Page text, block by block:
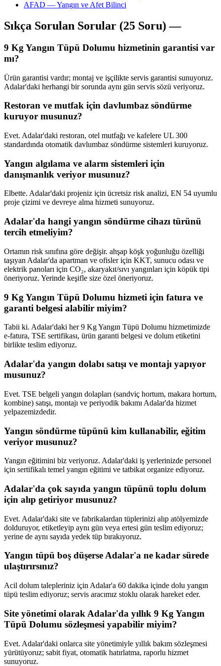
AFAD — Yangın ve Afet Bilinci
Sıkça Sorulan Sorular (25 Soru) —
9 Kg Yangın Tüpü Dolumu hizmetinin garantisi var
mı?
Ürün garantisi vardır; montaj ve işçilikte servis garantisi sunuyoruz.
Adalar'daki herhangi bir sorunda aynı gün servis sözü veriyoruz.
Restoran ve mutfak için davlumbaz söndürme
kuruyor musunuz?
Evet. Adalar'daki restoran, otel mutfağı ve kafelere UL 300
standardında otomatik davlumbaz söndürme sistemleri kuruyoruz.
Yangın algılama ve alarm sistemleri için
danışmanlık veriyor musunuz?
Elbette. Adalar'daki projeniz için ücretsiz risk analizi, EN 54 uyumlu
proje çizimi ve devreye alma hizmeti sunuyoruz.
Adalar'da hangi yangın söndürme cihazı türünü
tercih etmeliyim?
Ortamın risk sınıfına göre değişir. ahşap köşk yoğunluğu özelliği
taşıyan Adalar'da apartman ve ofisler için KKT, sunucu odası ve
elektrik panoları için CO₂, akaryakıt/sıvı yangınları için köpük tipi
öneriyoruz. Yerinde keşifle size özel öneriyoruz.
9 Kg Yangın Tüpü Dolumu hizmeti için fatura ve
garanti belgesi alabilir miyim?
Tabii ki. Adalar'daki her 9 Kg Yangın Tüpü Dolumu hizmetimizde
e-fatura, TSE sertifikası, ürün garanti belgesi ve dolum etiketini
birlikte teslim ediyoruz.
Adalar'da yangın dolabı satışı ve montajı yapıyor
musunuz?
Evet. TSE belgeli yangın dolapları (sandviç hortum, makara hortum,
kombine) satışı, montajı ve periyodik bakımı Adalar'da hizmet
yelpazemizdedir.
Yangın söndürme tüpünü kim kullanabilir, eğitim
veriyor musunuz?
Yangın eğitimini biz veriyoruz. Adalar'daki iş yerlerinizde personel
için sertifikalı temel yangın eğitimi ve tatbikat organize ediyoruz.
Adalar'da çok sayıda yangın tüpünü toplu dolum
için alıp getiriyor musunuz?
Evet. Adalar'daki site ve fabrikalardan tüplerinizi alıp atölyemizde
dolduruyor, etiketleyip aynı gün veya ertesi gün teslim ediyoruz;
yerine de aynı sayıda yedek tüp bırakıyoruz.
Yangın tüpü boş düşerse Adalar'a ne kadar sürede
ulaştırırsınız?
Acil dolum talepleriniz için Adalar'a 60 dakika içinde dolu yangın
tüpü teslim ediyoruz; servis aracımız stoklu olarak hareket eder.
Site yönetimi olarak Adalar'da yıllık 9 Kg Yangın
Tüpü Dolumu sözleşmesi yapabilir miyim?
Evet. Adalar'daki onlarca site yönetimiyle yıllık bakım sözleşmesi
yürütüyoruz; sabit fiyat, otomatik hatırlatma, raporlu hizmet
sunuyoruz.